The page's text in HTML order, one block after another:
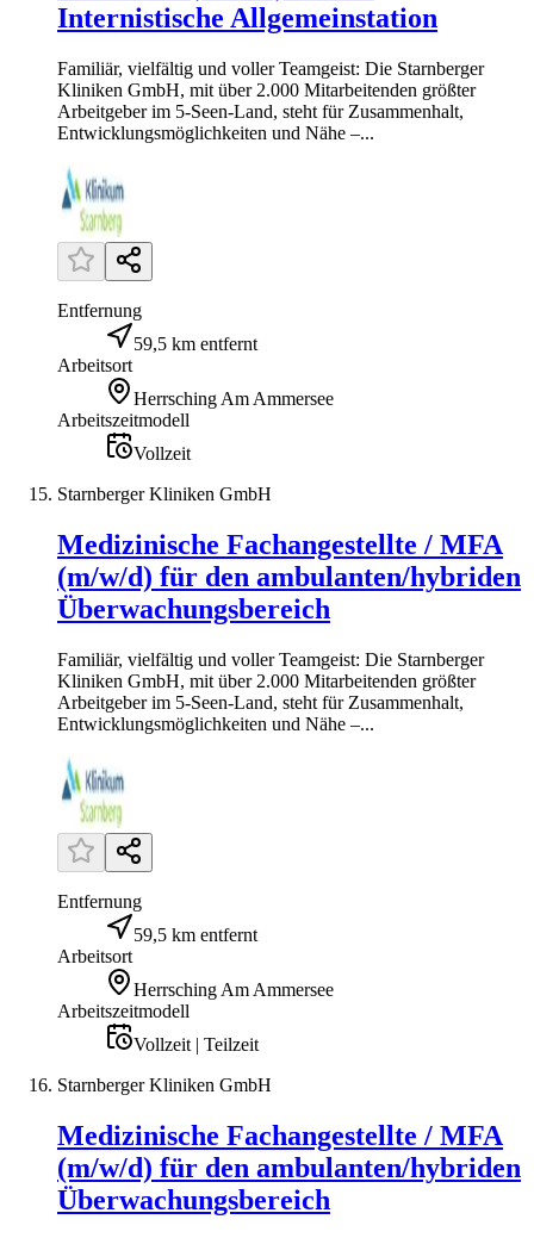
Internistische Allgemeinstation
Familiär, vielfältig und voller Teamgeist: Die Starnberger
Kliniken GmbH, mit über 2.000 Mitarbeitenden größter
Arbeitgeber im 5-Seen-Land, steht für Zusammenhalt,
Entwicklungsmöglichkeiten und Nähe –...
Entfernung
59,5 km entfernt
Arbeitsort
Herrsching Am Ammersee
Arbeitszeitmodell
Vollzeit
Starnberger Kliniken GmbH
Medizinische Fachangestellte / MFA
(m/w/d) für den ambulanten/hybriden
Überwachungsbereich
Familiär, vielfältig und voller Teamgeist: Die Starnberger
Kliniken GmbH, mit über 2.000 Mitarbeitenden größter
Arbeitgeber im 5-Seen-Land, steht für Zusammenhalt,
Entwicklungsmöglichkeiten und Nähe –...
Entfernung
59,5 km entfernt
Arbeitsort
Herrsching Am Ammersee
Arbeitszeitmodell
Vollzeit | Teilzeit
Starnberger Kliniken GmbH
Medizinische Fachangestellte / MFA
(m/w/d) für den ambulanten/hybriden
Überwachungsbereich